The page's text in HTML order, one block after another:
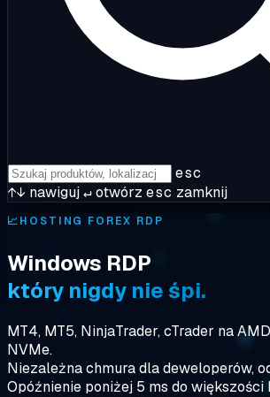
esc
↑↓ nawiguj↵otwórz esc zamknij
📈HOSTING FOREX RDP
Windows RDP
który nigdy nie śpi.
MT4, MT5, NinjaTrader, cTrader na
NVMe.
Niezależna chmura dla deweloperów,
Opóźnienie poniżej 5 ms do większości